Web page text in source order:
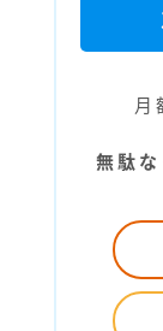
月
無駄